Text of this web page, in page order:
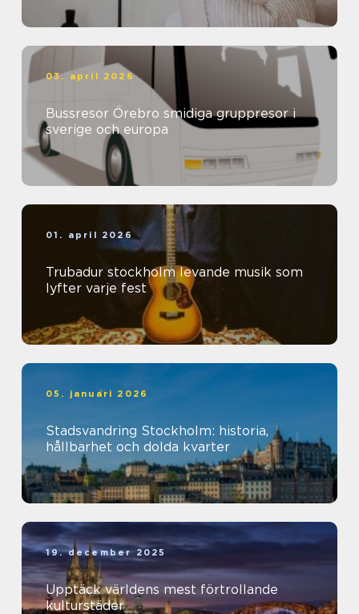
03. april 2026
Bussresor Örebro smidiga gruppresor i
sverige och europa
01. april 2026
Trubadur stockholm levande musik som
lyfter varje fest
05. januari 2026
Stadsvandring Stockholm: historia,
hållbarhet och dolda kvarter
19. december 2025
Upptäck världens mest förtrollande
kulturstäder